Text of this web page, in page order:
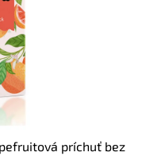
príchuť bez